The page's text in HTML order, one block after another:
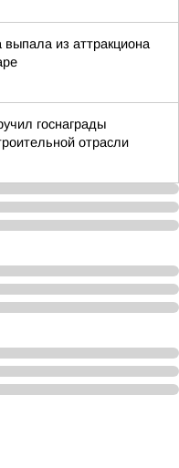
из аттракциона
госнаграды
отрасли